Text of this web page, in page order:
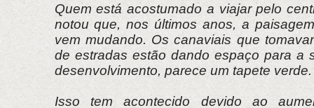
Quem está acostumado a viajar pelo
notou que, nos últimos anos, a
vem mudando. Os canaviais que
de estradas estão dando espaço para a
desenvolvimento, parece um tapete verde.
Isso tem acontecido devido ao